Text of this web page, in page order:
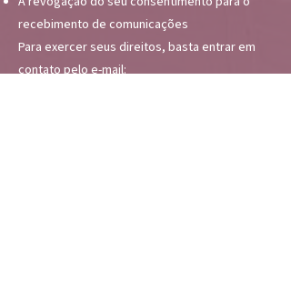
recebimento de comunicações
Para exercer seus direitos, basta entrar em
contato pelo e-mail: